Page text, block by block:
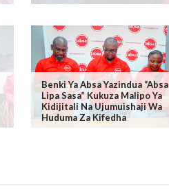
Benki Ya Absa Yazindua “Absa
Lipa Sasa” Kukuza Malipo Ya
Kidijitali Na Ujumuishaji Wa
Huduma Za Kifedha